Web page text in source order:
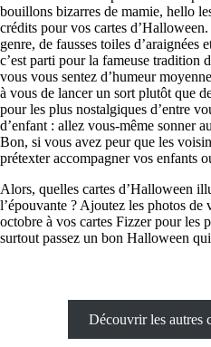
bouillons bizarres de mamie, hello
crédits pour vos cartes
genre, de fausses toiles d’araignées
c’est parti pour la fameuse tradition
vous vous sentez d’humeur
à vous de lancer un sort plutôt que
pour les plus nostalgiques d’entre
d’enfant : allez vous-même sonner
Bon, si vous avez peur que les
prétexter accompagner vos enfants
Alors, quelles cartes d’Halloween
l’épouvante ? Ajoutez les photos de
octobre à vos cartes Fizzer pour les
surtout passez un bon Halloween
Découvrir les autres